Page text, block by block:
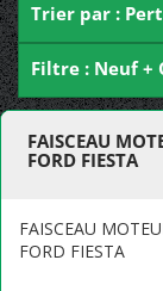
Trier par :
Filtre : Neuf +
FAISCEAU
FORD FIESTA
FAISCEAU
FORD FIESTA